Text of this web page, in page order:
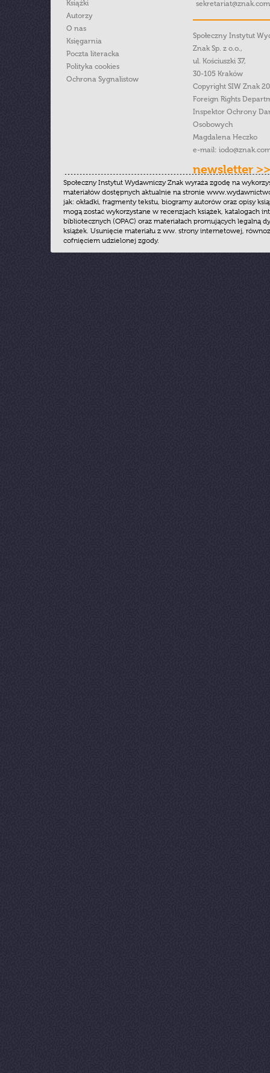
Książki
Autorzy
O nas
Księgarnia
Poczta literacka
Polityka cookies
Ochrona Sygnalistow
Społeczny Instytut
Znak Sp. z o.o.,
ul. Kościuszki 37,
30-105 Kraków
Copyright SIW Znak
Foreign Rights
Inspektor Ochrony
Osobowych
Magdalena Heczko
e-mail:
newsletter >>
Społeczny Instytut Wydawniczy Znak wyraża zgodę na
materiałów dostępnych aktualnie na stronie
jak: okładki, fragmenty tekstu, biogramy autorów oraz opisy
mogą zostać wykorzystane w recenzjach książek, katalogach
bibliotecznych (OPAC) oraz materiałach promujących legalną
książek. Usunięcie materiału z ww. strony internetowej,
cofnięciem udzielonej zgody.